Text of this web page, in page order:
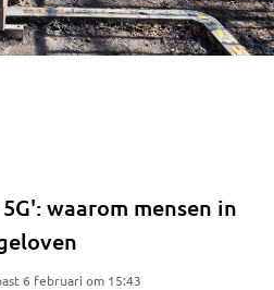
waarom mensen in
6 februari om 15:43